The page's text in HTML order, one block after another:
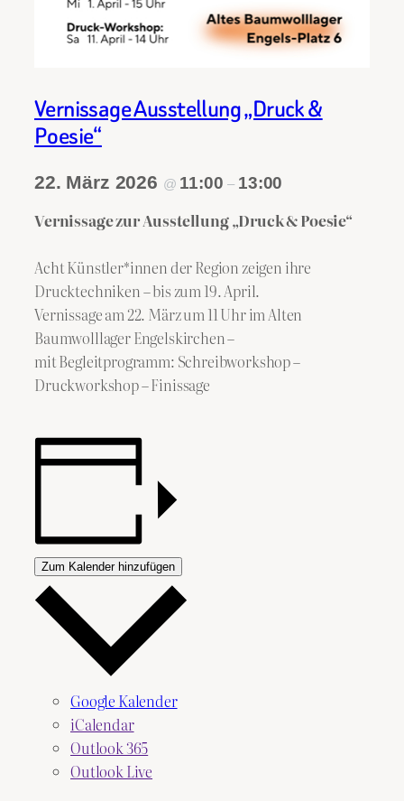
Vernissage Ausstellung „Druck &
Poesie“
22. März 2026 @ 11:00– 13:00
Vernissage zurAusstellung „Druck & Poesie“
Acht Künstler*innen der Region zeigen ihre
Drucktechniken – bis zum 19. April.
Vernissage am 22. März um 11 Uhr im Alten
Baumwolllager Engelskirchen –
mit Begleitprogramm: Schreibworkshop –
Druckworkshop – Finissage
Zum Kalender hinzufügen
Google Kalender
iCalendar
Outlook 365
Outlook Live